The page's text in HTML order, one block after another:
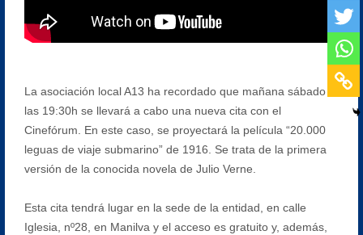
La asociación local A13 ha recordado que mañana sábado a
las 19:30h se llevará a cabo una nueva cita con el
Cinefórum. En este caso, se proyectará la película “20.000
leguas de viaje submarino” de 1916. Se trata de la primera
versión de la conocida novela de Julio Verne.
Esta cita tendrá lugar en la sede de la entidad, en calle
Iglesia, nº28, en Manilva y el acceso es gratuito y, además,